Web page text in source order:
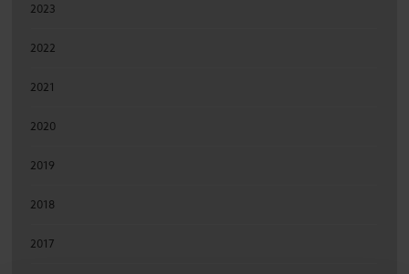
2023
2022
2021
2020
2019
2018
2017